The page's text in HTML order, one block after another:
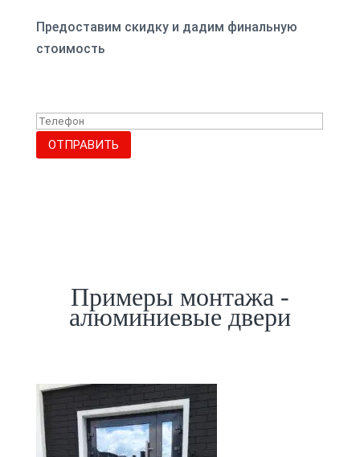
Предоставим скидку и дадим финальную
стоимость
ОТПРАВИТЬ
Примеры монтажа -
алюминиевые двери